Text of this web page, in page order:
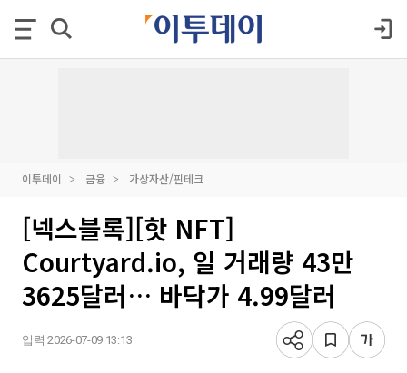
이투데이 금융 가상자산/핀테크
[넥스블록][핫 NFT]
Courtyard.io, 일 거래량 43만
3625달러… 바닥가 4.99달러
입력 2026-07-09 13:13